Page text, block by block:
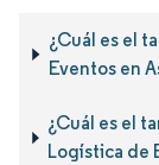
¿Cuál es el
Eventos en
¿Cuál es el
Logística de